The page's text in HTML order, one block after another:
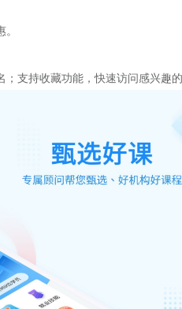
支持收藏功能，快速访问感兴趣的